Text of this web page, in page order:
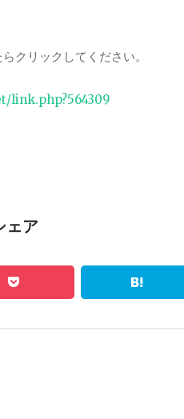
クリックしてください。
link.php?564309
ェア